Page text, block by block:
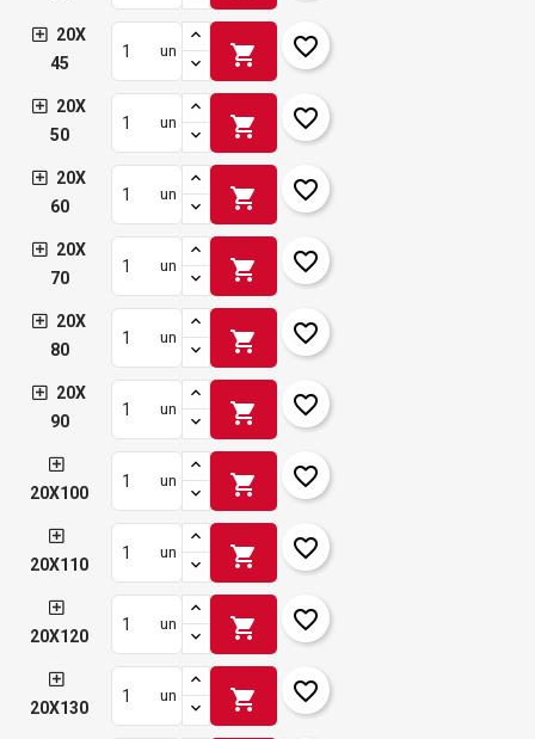
20X
45
un shopping_cart favorite_border
20X
50
un shopping_cart favorite_border
20X
60
un shopping_cart favorite_border
20X
70
un shopping_cart favorite_border
20X
80
un shopping_cart favorite_border
20X
90
un shopping_cart favorite_border
20X100
un shopping_cart favorite_border
20X110
un shopping_cart favorite_border
20X120
un shopping_cart favorite_border
20X130
un shopping_cart favorite_border